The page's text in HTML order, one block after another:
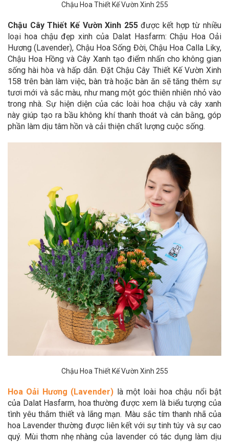
Chậu Hoa Thiết Kế Vườn Xinh 255
Chậu Cây Thiết Kế Vườn Xinh 255được kết hợp từ nhiều
loại hoa chậu đẹp xinh của Dalat Hasfarm: Chậu Hoa Oải
Hương (Lavender), Chậu Hoa Sống Đời, Chậu Hoa Calla Liky,
Chậu Hoa Hồng và Cây Xanh tạo điểm nhấn cho không gian
sống hài hòa và hấp dẫn. Đặt Chậu Cây Thiết Kế Vườn Xinh
158 trên bàn làm việc, bàn trà hoặc bàn ăn sẽ tăng thêm sự
tươi mới và sắc màu, như mang một góc thiên nhiên nhỏ vào
trong nhà. Sự hiện diện của các loài hoa chậu và cây xanh
này giúp tạo ra bầu không khí thanh thoát và cân bằng, góp
phần làm dịu tâm hồn và cải thiện chất lượng cuộc sống.
Chậu Hoa Thiết Kế Vườn Xinh 255
Hoa Oải Hương (Lavender) là một loài hoa chậu nổi bật
của Dalat Hasfarm, hoa thường được xem là biểu tượng của
tình yêu thắm thiết và lãng mạn. Màu sắc tím thanh nhã của
hoa Lavender thường được liên kết với sự tinh túy và sự cao
quý. Mùi thơm nhẹ nhàng của lavender có tác dụng làm dịu